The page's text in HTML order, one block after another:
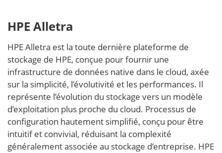
HPE Alletra
HPE Alletra est la toute dernière plateforme de
stockage de HPE, conçue pour fournir une
infrastructure de données native dans le cloud, axée
sur la simplicité, l’évolutivité et les performances. Il
représente l’évolution du stockage vers un modèle
d’exploitation plus proche du cloud. Processus de
configuration hautement simplifié, conçu pour être
intuitif et convivial, réduisant la complexité
généralement associée au stockage d’entreprise. HPE